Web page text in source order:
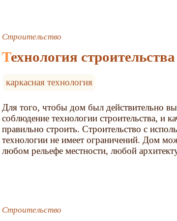
Строительство
Технология
каркасная технология
Для того, чтобы дом был действительно
соблюдение технологии строительства, и
правильно строить. Строительство с
технологии не имеет ограничений. Дом
любом рельефе местности, любой
Строительство